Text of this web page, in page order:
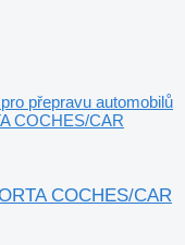
přepravu automobilů
COCHES/CAR
COCHES/CAR